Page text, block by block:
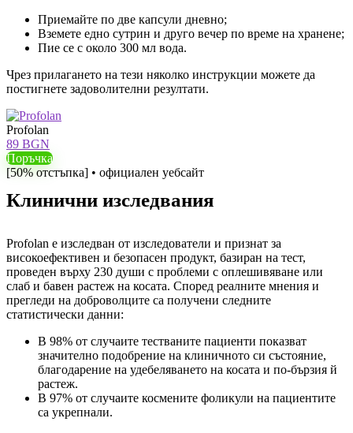
Приемайте по две капсули дневно;
Вземете едно сутрин и друго вечер по време на хранене;
Пие се с около 300 мл вода.
Чрез прилагането на тези няколко инструкции можете да
постигнете задоволителни резултати.
Profolan
89 BGN
Поръчка
[50% отстъпка] • официален уебсайт
Клинични изследвания
Profolan е изследван от изследователи и признат за
високоефективен и безопасен продукт, базиран на тест,
проведен върху 230 души с проблеми с оплешивяване или
слаб и бавен растеж на косата. Според реалните мнения и
прегледи на доброволците са получени следните
статистически данни:
В 98% от случаите тестваните пациенти показват
значително подобрение на клиничното си състояние,
благодарение на удебеляването на косата и по-бързия й
растеж.
В 97% от случаите космените фоликули на пациентите
са укрепнали.